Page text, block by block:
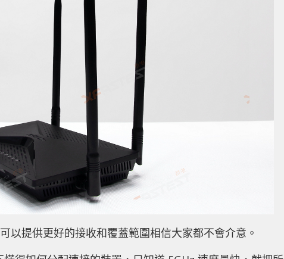
以提供更好的接收和覆蓋範圍相信大家都不會介意。